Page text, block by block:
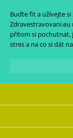
Buďte fit a užívejte
Zdravestravovani.eu
přitom si pochutnat,
stres a na co si dát